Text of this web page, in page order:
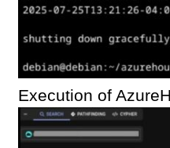
Execution of